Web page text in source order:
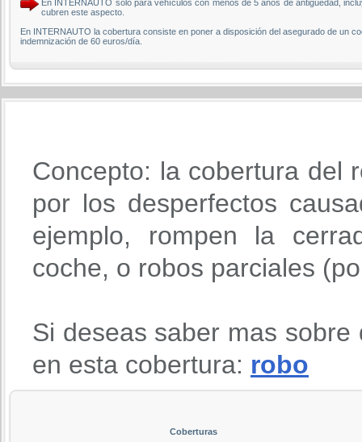
En INTERNAUTO solo para vehículos con menos de 5 años de antigüedad,
cubren este aspecto.
En INTERNAUTO la cobertura consiste en poner a disposición del asegurado de un
indemnización de 60 euros/día.
Concepto: la cobertura del
por los desperfectos
ejemplo, rompen la
coche, o robos parciales
Si deseas saber mas
en esta cobertura: robo
Coberturas